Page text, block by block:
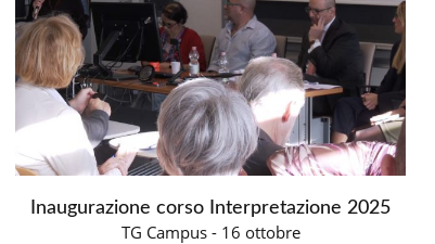
Inaugurazione corso Interpretazione 2025
TG Campus - 16 ottobre